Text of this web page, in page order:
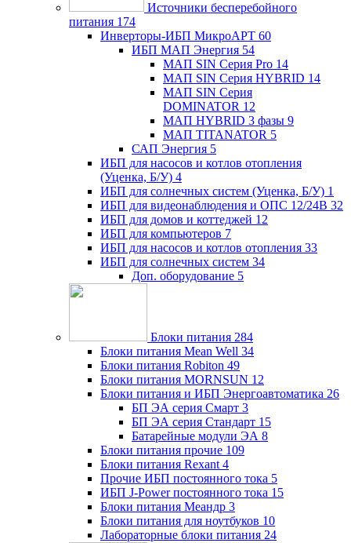
Источники бесперебойного
питания 174
Инверторы-ИБП МикроАРТ 60
ИБП МАП Энергия 54
МАП SIN Серия Pro 14
МАП SIN Серия HYBRID 14
МАП SIN Серия
DOMINATOR 12
МАП HYBRID 3 фазы 9
МАП TITANATOR 5
САП Энергия 5
ИБП для насосов и котлов отопления
(Уценка, Б/У) 4
ИБП для солнечных систем (Уценка, Б/У) 1
ИБП для видеонаблюдения и ОПС 12/24В 32
ИБП для домов и коттеджей 12
ИБП для компьютеров 7
ИБП для насосов и котлов отопления 33
ИБП для солнечных систем 34
Доп. оборудование 5
Блоки питания 284
Блоки питания Mean Well 34
Блоки питания Robiton 49
Блоки питания MORNSUN 12
Блоки питания и ИБП Энергоавтоматика 26
БП ЭА серия Смарт 3
БП ЭА серия Стандарт 15
Батарейные модули ЭА 8
Блоки питания прочие 109
Блоки питания Rexant 4
Прочие ИБП постоянного тока 5
ИБП J-Power постоянного тока 15
Блоки питания Меандр 3
Блоки питания для ноутбуков 10
Лабораторные блоки питания 24